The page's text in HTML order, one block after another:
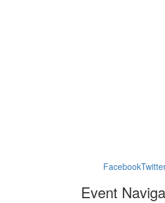
Facebook
Event